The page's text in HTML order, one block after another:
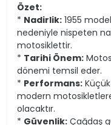
Özet:
* Nadirlik: 1955
nedeniyle nispeten
motosiklettir.
* Tarihi Önem:
dönemi temsil eder.
* Performans:
modern
olacaktır.
* Güvenlik: Çağdaş